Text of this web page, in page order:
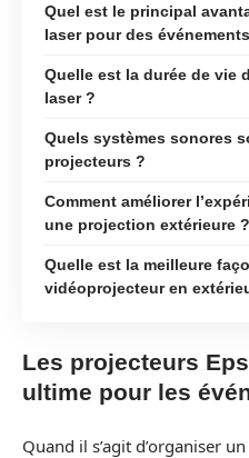
Quel est le principal
laser pour des
Quelle est la durée de vie
laser ?
Quels systèmes sonores
projecteurs ?
Comment améliorer
une projection extérieure ?
Quelle est la meilleure
vidéoprojecteur en
Les projecteurs
ultime pour les
Quand il s’agit d’organiser